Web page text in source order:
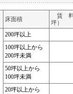
床面積
賃 料
坪）
200坪以上
100坪以上から
200坪未満
50坪以上から
100坪未満
20坪以上から